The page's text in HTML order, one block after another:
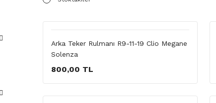
Arka Teker Rulmanı R9-11-19 Clio Megane
Solenza
800,00 TL